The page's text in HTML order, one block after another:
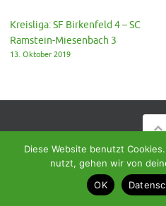
Kreisliga: SF Birkenfeld 4 – SC
Ramstein-Miesenbach 3
13. Oktober 2019
© 2018 - Homepage des
Diese Website benutzt
nutzt, gehen wir von
OK